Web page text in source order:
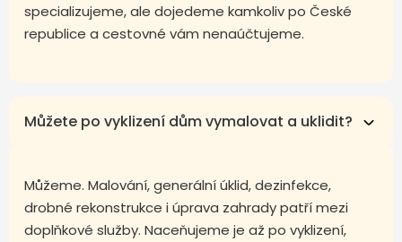
specializujeme, ale dojedeme kamkoliv po České
republice a cestovné vám nenaúčtujeme.
Můžete po vyklizení dům vymalovat a uklidit?
Můžeme. Malování, generální úklid, dezinfekce,
drobné rekonstrukce i úprava zahrady patří mezi
doplňkové služby. Naceňujeme je až po vyklizení,